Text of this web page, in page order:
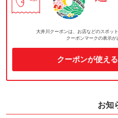
大井川クーポンは、お店などのスポッ
クーポンマークの表示が
クーポンが使え
お知